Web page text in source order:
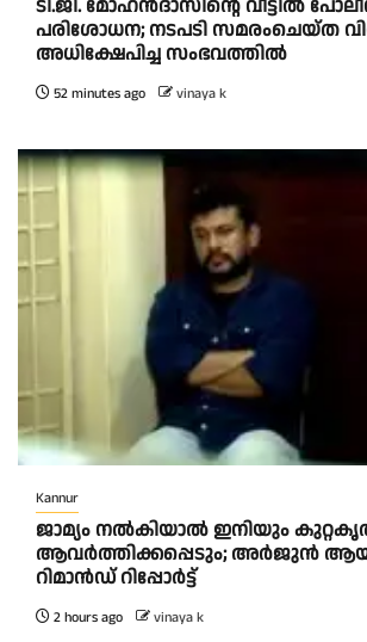
ടി.ജി. മോഹൻദാസിന്റെ വീട്ടിൽ
പരിശോധന; നടപടി സമരംചെയ്ത
അധിക്ഷേപിച്ച സംഭവത്തിൽ
52 minutes ago vinaya k
Kannur
ജാമ്യം നൽകിയാൽ ഇനിയും
ആവർത്തിക്കപ്പെടും; അർജുൻ
റിമാൻഡ് റിപ്പോർട്ട്
2 hours ago vinaya k